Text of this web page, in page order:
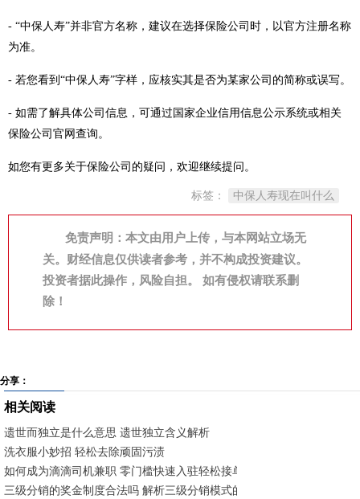
- “中保人寿”并非官方名称，建议在选择保险公司时，以官方注册名称
为准。
- 若您看到“中保人寿”字样，应核实其是否为某家公司的简称或误写。
- 如需了解具体公司信息，可通过国家企业信用信息公示系统或相关
保险公司官网查询。
如您有更多关于保险公司的疑问，欢迎继续提问。
标签： 中保人寿现在叫什么
免责声明：本文由用户上传，与本网站立场无
关。财经信息仅供读者参考，并不构成投资建议。
投资者据此操作，风险自担。 如有侵权请联系删
除！
分享：
相关阅读
遗世而独立是什么意思 遗世独立含义解析
洗衣服小妙招 轻松去除顽固污渍
如何成为滴滴司机兼职 零门槛快速入驻轻松接单
三级分销的奖金制度合法吗 解析三级分销模式的法律边界与合规要点